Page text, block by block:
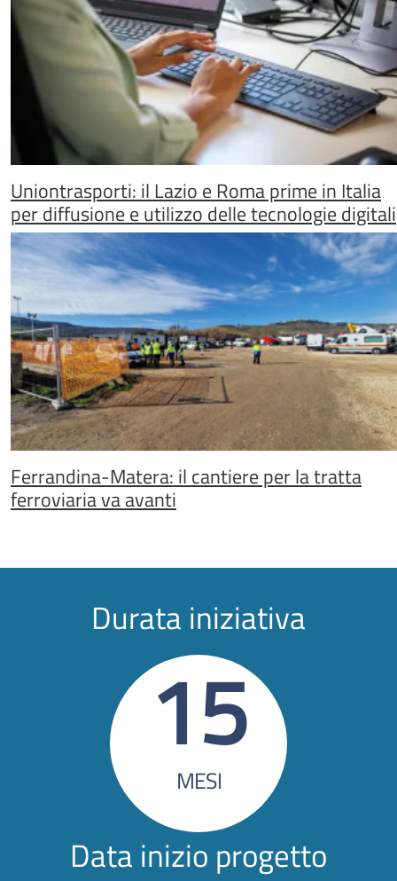
Uniontrasporti: il Lazio e Roma prime in Italia
per diffusione e utilizzo delle tecnologie digitali
Ferrandina-Matera: il cantiere per la tratta
ferroviaria va avanti
Durata iniziativa
15
MESI
Data inizio progetto